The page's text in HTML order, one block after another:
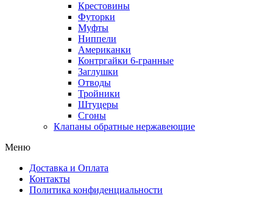
Крестовины
Футорки
Муфты
Ниппели
Американки
Контргайки 6-гранные
Заглушки
Отводы
Тройники
Штуцеры
Сгоны
Клапаны обратные нержавеющие
Меню
Доставка и Оплата
Контакты
Политика конфиденциальности